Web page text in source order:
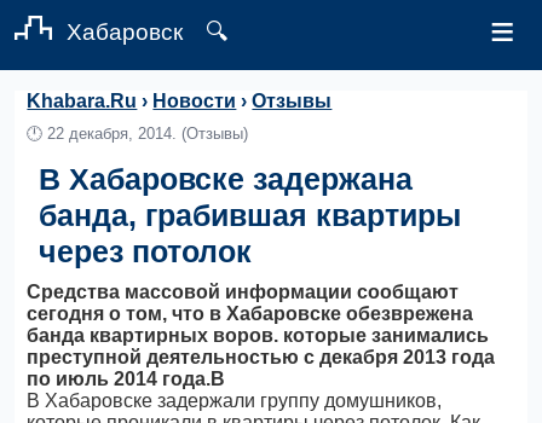
Хабаровск 🔍 ≡
Khabara.Ru › Новости ›Отзывы
🕛22 декабря, 2014. (Отзывы)
В Хабаровске задержана
банда, грабившая квартиры
через потолок
Средства массовой информации сообщают
сегодня о том, что в Хабаровске обезврежена
банда квартирных воров. которые занимались
преступной деятельностью с декабря 2013 года
по июль 2014 года.В
В Хабаровске задержали группу домушников,